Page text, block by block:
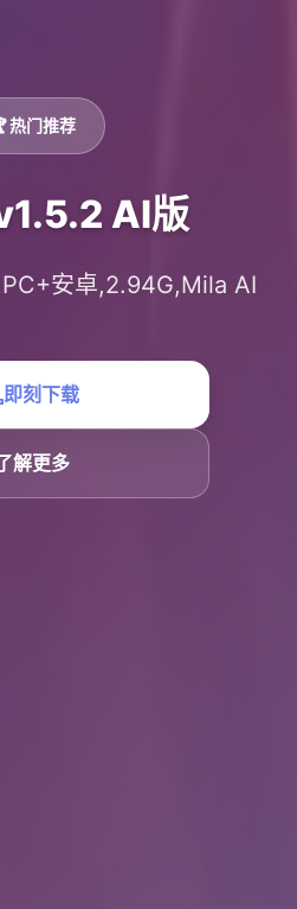
热门推荐
AI版
安卓,2.94G,Mila AI
即刻下载
解更多